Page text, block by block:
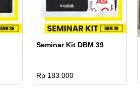
Seminar Kit DBM 39
Rp 183.000